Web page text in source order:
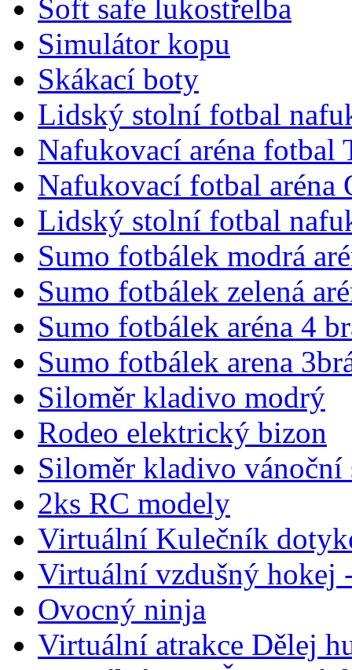
Soft safe lukostřelba
Simulátor kopu
Skákací boty
Lidský stolní fotbal
Nafukovací aréna fotbal
Nafukovací fotbal aréna
Lidský stolní fotbal
Sumo fotbálek modrá
Sumo fotbálek zelená
Sumo fotbálek aréna 4
Sumo fotbálek arena
Siloměr kladivo modrý
Rodeo elektrický bizon
Siloměr kladivo vánoční
2ks RC modely
Virtuální Kulečník
Virtuální vzdušný hokej
Ovocný ninja
Virtuální atrakce Dělej